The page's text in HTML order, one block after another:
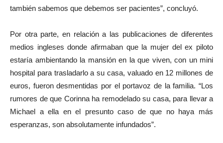
también sabemos que debemos ser pacientes”, concluyó.
Por otra parte, en relación a las publicaciones de diferentes
medios ingleses donde afirmaban que la mujer del ex piloto
estaría ambientando la mansión en la que viven, con un mini
hospital para trasladarlo a su casa, valuado en 12 millones de
euros, fueron desmentidas por el portavoz de la familia. “Los
rumores de que Corinna ha remodelado su casa, para llevar a
Michael a ella en el presunto caso de que no haya más
esperanzas, son absolutamente infundados”.